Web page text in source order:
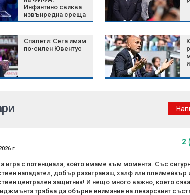
Инфантино свиква
извънредна среща
на върха на
Спалети: Сега имам
по-силен Ювентус
г.
2
игра с потенциала, който имаме към момента. Със
нападател, добър разиграващ халф или плеймейкър
централен защитник! И нещо много важно, което
трябва да обърне внимание на лекарският